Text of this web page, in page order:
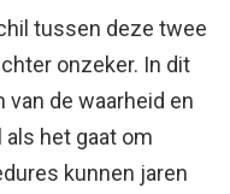
tussen deze twee
onzeker. In dit
de waarheid en
het gaat om
kunnen jaren